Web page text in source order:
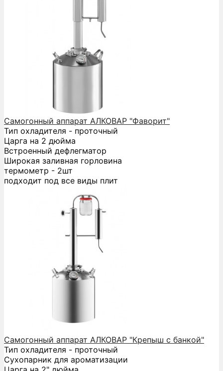
Самогонный аппарат АЛКОВАР "Фаворит"
Тип охладителя - проточный
Царга на 2 дюйма
Встроенный дефлегматор
Широкая заливная горловина
термометр - 2шт
подходит под все виды плит
Самогонный аппарат АЛКОВАР "Крепыш с банкой"
Тип охладителя - проточный
Сухопарник для ароматизации